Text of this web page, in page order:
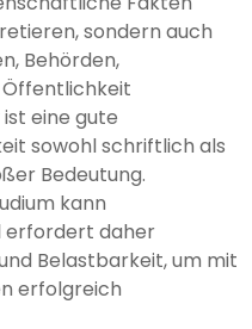
sondern auch
Behörden,
eine gute
sowohl schriftlich als
Bedeutung.
kann
erfordert daher
Belastbarkeit, um mit
erfolgreich